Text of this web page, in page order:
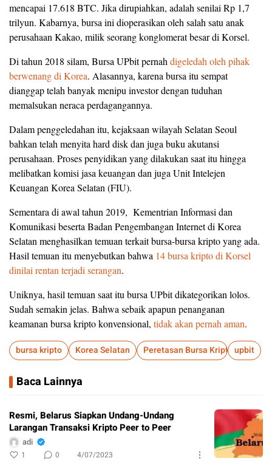
mencapai 17.618 BTC. Jika dirupiahkan, adalah senilai Rp 1,7
trilyun. Kabarnya, bursa ini dioperasikan oleh salah satu anak
perusahaan Kakao, milik seorang konglomerat besar di Korsel.
Di tahun 2018 silam, Bursa UPbit pernah digeledah oleh pihak
berwenang di Korea. Alasannya, karena bursa itu sempat
dianggap telah banyak menipu investor dengan tuduhan
memalsukan neraca perdagangannya.
Dalam penggeledahan itu, kejaksaan wilayah Selatan Seoul
bahkan telah menyita hard disk dan juga buku akutansi
perusahaan. Proses penyidikan yang dilakukan saat itu hingga
melibatkan komisi jasa keuangan dan juga Unit Intelejen
Keuangan Korea Selatan (FIU).
Sementara di awal tahun 2019, Kementrian Informasi dan
Komunikasi beserta Badan Pengembangan Internet di Korea
Selatan menghasilkan temuan terkait bursa-bursa kripto yang ada.
Hasil temuan itu menyebutkan bahwa 14 bursa kripto di Korsel
dinilai rentan terjadi serangan.
Uniknya, hasil temuan saat itu bursa UPbit dikategorikan lolos.
Sudah semakin jelas. Bahwa sebaik apapun penanganan
keamanan bursa kripto konvensional, tidak akan pernah aman.
bursa kripto Korea Selatan Peretasan Bursa Kripto upbit
Baca Lainnya
Resmi, Belarus Siapkan Undang-Undang
Larangan Transaksi Kripto Peer to Peer
adi
1 0 4/07/2023